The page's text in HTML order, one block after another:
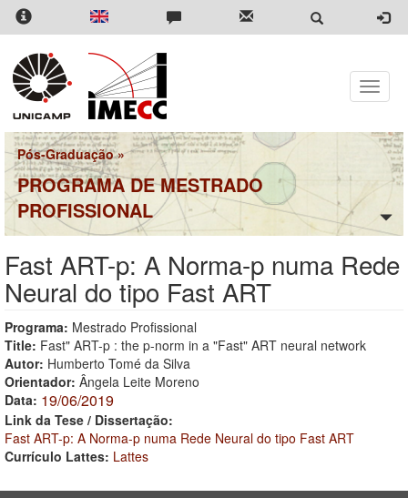
Pular
para
conteúdo
principal
Toggle
Pós-Graduação»
PROGRAMA DE MESTRADO
PROFISSIONAL
Fast ART-p: A Norma-p numa Rede
Neural do tipo Fast ART
Programa: Mestrado Profissional
Title: Fast" ART-p : the p-norm in a "Fast" ART neural network
Autor: Humberto Tomé da Silva
Orientador: Ângela Leite Moreno
Data: 19/06/2019
Link da Tese / Dissertação:
Fast ART-p: A Norma-p numa Rede Neural do tipo Fast ART
Currículo Lattes: Lattes